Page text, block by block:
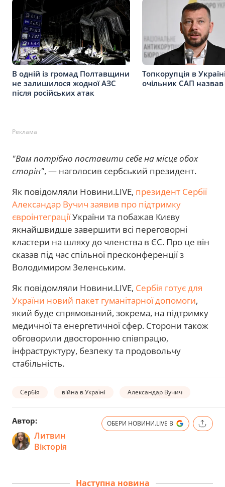
В одній із громад Полтавщини
не залишилося жодної АЗС
після російських атак
Топкорупція в
очільник САП
Реклама
"Вам потрібно поставити себе на місце обох
сторін", — наголосив сербський президент.
Як повідомляли Новини.LIVE, президент Сербії
Александар Вучич заявив про підтримку
євроінтеграціїУкраїни та побажав Києву
якнайшвидше завершити всі переговорні
кластери на шляху до членства в ЄС. Про це він
сказав під час спільної пресконференції з
Володимиром Зеленським.
Як повідомляли Новини.LIVE, Сербія готує для
України новий пакет гуманітарної допомоги,
який буде спрямований, зокрема, на підтримку
медичної та енергетичної сфер. Сторони також
обговорили двосторонню співпрацю,
інфраструктуру, безпеку та продовольчу
стабільність.
Сербія війна в Україні Александар Вучич
Автор:
Литвин
Вікторія
ОБЕРИ НОВИНИ.LIVE В
Наступна новина